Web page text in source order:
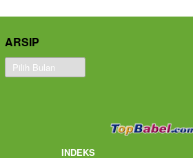
ARSIP
Arsip
INDEKS